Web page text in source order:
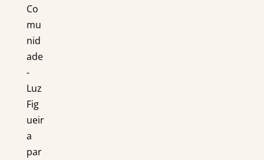
Co
mu
nid
ade
-
Luz
Fig
ueir
a
par